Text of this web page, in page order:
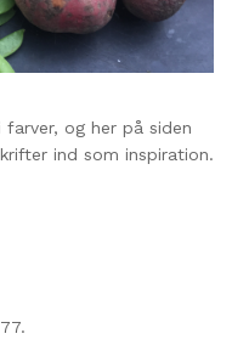
og her på siden
ind som inspiration.